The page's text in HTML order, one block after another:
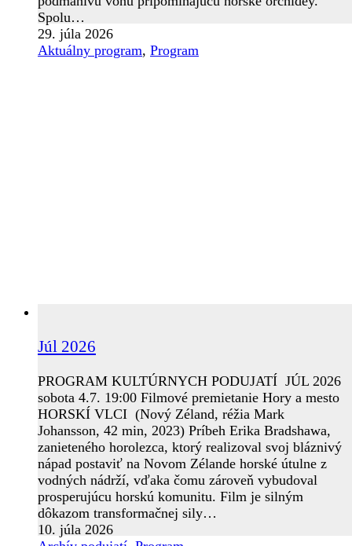
Spolu…
29. júla 2026
Aktuálny program, Program
Júl 2026
PROGRAM KULTÚRNYCH PODUJATÍ JÚL 2026
sobota 4.7. 19:00 Filmové premietanie Hory a mesto
HORSKÍ VLCI (Nový Zéland, réžia Mark
Johansson, 42 min, 2023) Príbeh Erika Bradshawa,
zanieteného horolezca, ktorý realizoval svoj bláznivý
nápad postaviť na Novom Zélande horské útulne z
vodných nádrží, vďaka čomu zároveň vybudoval
prosperujúcu horskú komunitu. Film je silným
dôkazom transformačnej sily…
10. júla 2026